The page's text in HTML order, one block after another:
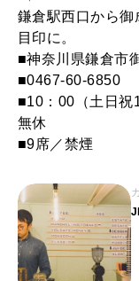
鎌倉駅西口から
目印に。
■神奈川県鎌倉市
■0467-60-6850
■10：00（土日
無休
■9席／禁煙